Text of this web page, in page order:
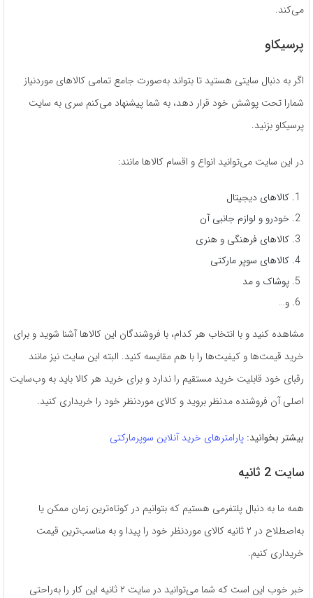
می‌­کند.
پرسیکاو
اگر به دنبال سایتی هستید تا بتواند به‌صورت جامع تمامی کالاهای موردنیاز
شمارا تحت پوشش خود قرار دهد، به شما پیشنهاد می‌کنم سری به سایت
پرسیکاو بزنید.
در این سایت می‌توانید انواع و اقسام کالاها مانند:
کالاهای دیجیتال
خودرو و لوازم جانبی آن
کالاهای فرهنگی و هنری
کالاهای سوپر مارکتی
پوشاک و مد
و…
مشاهده کنید و با انتخاب هر کدام، با فروشندگان این کالاها آشنا شوید و برای
خرید قیمت‌ها و کیفیت‌ها را با هم مقایسه کنید. البته این سایت نیز مانند
رقبای خود قابلیت خرید مستقیم را ندارد و برای خرید هر کالا باید به وب‌سایت
اصلی آن فروشنده مدنظر بروید و کالای موردنظر خود را خریداری کنید.
بیشتر بخوانید: پارامترهای خرید آنلاین سوپرمارکتی
سایت 2 ثانیه
همه ما به دنبال پلتفرمی هستیم که بتوانیم در کوتاه‌ترین زمان ممکن یا
به‌اصطلاح در ۲ ثانیه کالای موردنظر خود را پیدا و به مناسب‌ترین قیمت
خریداری کنیم.
خبر خوب این است که شما می‌توانید در سایت ۲ ثانیه این کار را به‌راحتی